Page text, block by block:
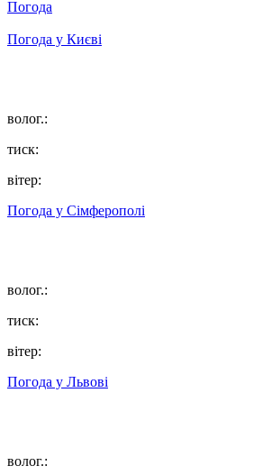
Погода
Погода у Києві
волог.:
тиск:
вітер:
Погода у Сімферополі
волог.:
тиск:
вітер:
Погода у Львові
волог.: